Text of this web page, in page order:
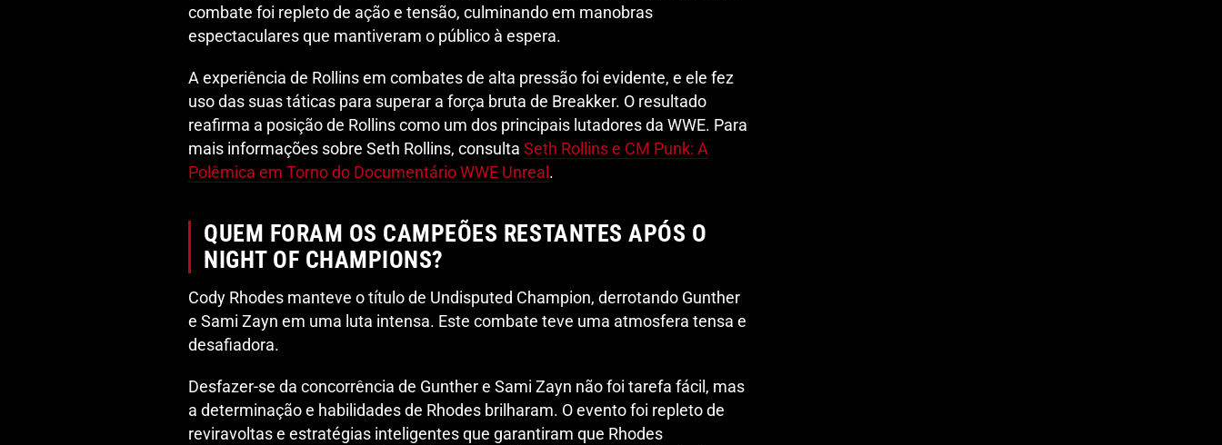
combate foi repleto de ação e tensão, culminando em manobras
espectaculares que mantiveram o público à espera.
A experiência de Rollins em combates de alta pressão foi evidente, e ele fez
uso das suas táticas para superar a força bruta de Breakker. O resultado
reafirma a posição de Rollins como um dos principais lutadores da WWE. Para
mais informações sobre Seth Rollins, consulta Seth Rollins e CM Punk: A
Polêmica em Torno do Documentário WWE Unreal .
QUEM FORAM OS CAMPEÕES RESTANTES APÓS O
NIGHT OF CHAMPIONS?
Cody Rhodes manteve o título de Undisputed Champion, derrotando Gunther
e Sami Zayn em uma luta intensa. Este combate teve uma atmosfera tensa e
desafiadora.
Desfazer-se da concorrência de Gunther e Sami Zayn não foi tarefa fácil, mas
a determinação e habilidades de Rhodes brilharam. O evento foi repleto de
reviravoltas e estratégias inteligentes que garantiram que Rhodes